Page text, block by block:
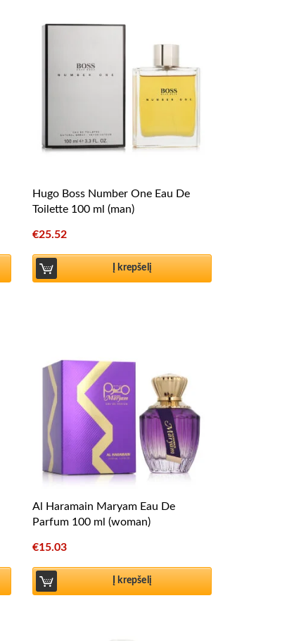
Hugo Boss Number One Eau De
Toilette 100 ml (man)
€25.52
Į krepšelį
Al Haramain Maryam Eau De
Parfum 100 ml (woman)
€15.03
Į krepšelį